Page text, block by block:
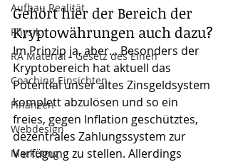
Aufbau Realität
Physik
RA Material - Gesetz des Einen
Coaching Einsichten
Finanzen
Webdesign
Marketing
Gehört hier der Bereich der
Kryptowährungen auch dazu?
Im Prinzip ja, aber... Besonders der
Kryptobereich hat aktuell das
Potential unser altes Zinsgeldsystem
komplett abzulösen und so ein
freies, gegen Inflation geschütztes,
dezentrales Zahlungssystem zur
Verfügung zu stellen. Allerdings